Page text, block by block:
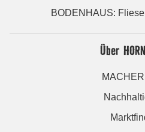
BODENHAUS:
Über